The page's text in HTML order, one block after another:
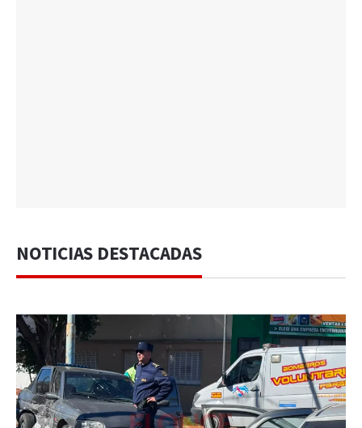
NOTICIAS DESTACADAS